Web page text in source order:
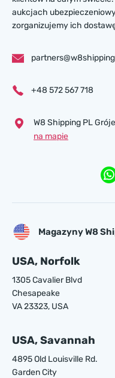
aukcjach
zorganizujemy ich
+48 572 567 718
W8 Shipping PL
na mapie
Magazyny W8
USA, Norfolk
1305 Cavalier Blvd
Chesapeake
VA 23323, USA
USA, Savannah
4895 Old Louisville Rd.
Garden City